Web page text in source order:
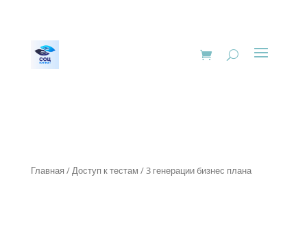
Главная /Доступ к тестам / 3 генерации бизнес плана